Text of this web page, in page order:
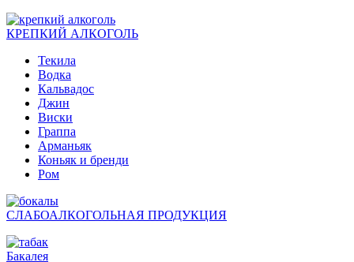
КРЕПКИЙ АЛКОГОЛЬ
Текила
Водка
Кальвадос
Джин
Виски
Граппа
Арманьяк
Коньяк и бренди
Ром
СЛАБОАЛКОГОЛЬНАЯ ПРОДУКЦИЯ
Бакалея